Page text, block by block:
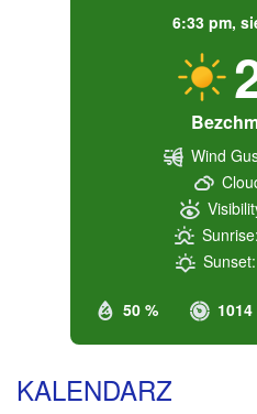
6:33 pm,
50 %
Wind
Sunrise:
Sunset:
KALENDARZ